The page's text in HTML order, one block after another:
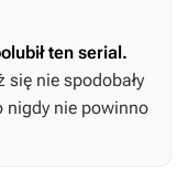
ten serial.
się nie spodobały
nigdy nie powinno